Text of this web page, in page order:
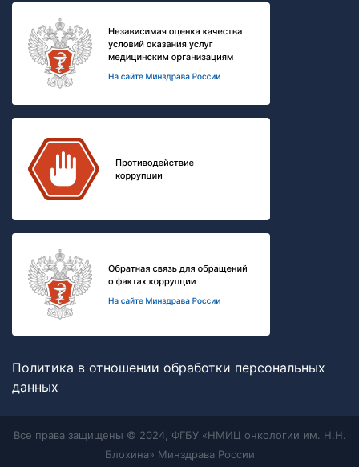
Политика в отношении обработки персональных
данных
Все права защищены © 2024, ФГБУ «НМИЦ онкологии им. Н.Н.
Блохина» Минздрава России